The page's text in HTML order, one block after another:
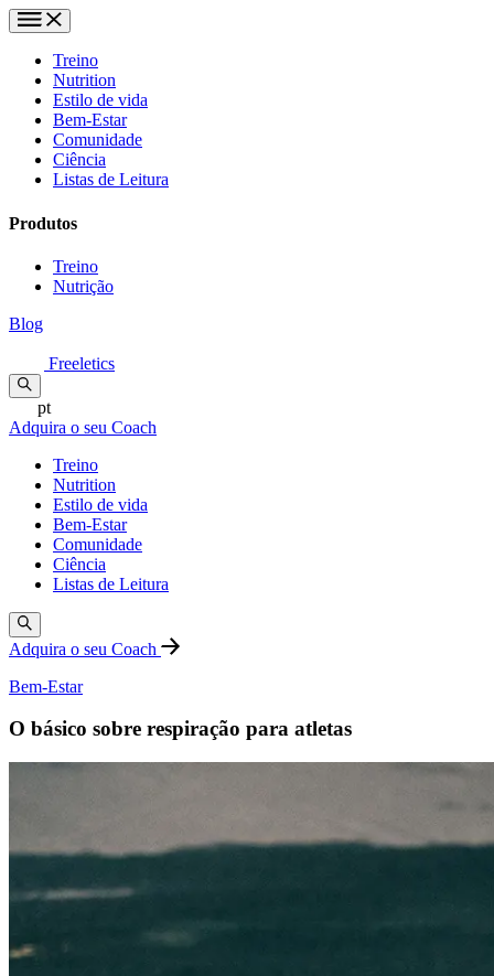
Treino
Nutrition
Estilo de vida
Bem-Estar
Comunidade
Ciência
Listas de Leitura
Produtos
Treino
Nutrição
Blog
Freeletics
pt
Adquira o seu Coach
Treino
Nutrition
Estilo de vida
Bem-Estar
Comunidade
Ciência
Listas de Leitura
Adquira o seu Coach
Bem-Estar
O básico sobre respiração para atletas